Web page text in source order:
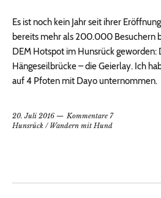
Es ist noch kein Jahr seit ihrer
bereits mehr als 200.000 Besuchern
DEM Hotspot im Hunsrück geworden:
Hängeseilbrücke – die Geierlay. Ich
auf 4 Pfoten mit Dayo unternommen.
20. Juli 2016
Kommentare 7
Hunsrück / Wandern mit Hund